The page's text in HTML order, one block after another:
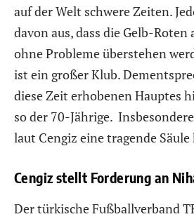
auf der Welt schwere Zeiten.
davon aus, dass die Gelb-Roten
ohne Probleme überstehen
ist ein großer Klub.
diese Zeit erhobenen Hauptes
so der 70-Jährige.
laut Cengiz eine tragende
Cengiz stellt Forderung an
Der türkische Fußballverband